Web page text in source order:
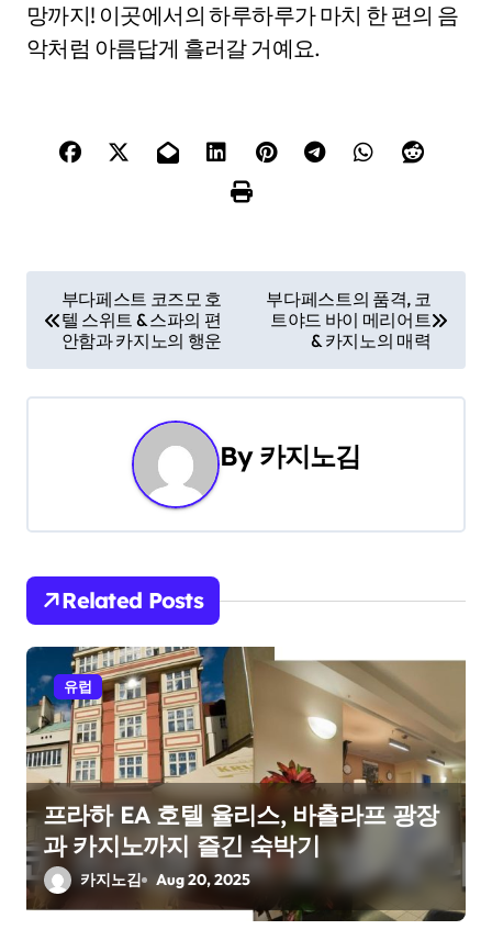
망까지! 이곳에서의 하루하루가 마치 한 편의 음
악처럼 아름답게 흘러갈 거예요.
s
a
i
g
a
t
i
o
n
부다페스트 코즈모 호
텔 스위트 & 스파의 편
안함과 카지노의 행운
부다페스트의 품격, 코
트야드 바이 메리어트
& 카지노의 매력
By 카지노김
Related Posts
유럽
프라하 EA 호텔 율리스, 바츨라프 광장
과 카지노까지 즐긴 숙박기
카지노김 Aug 20, 2025